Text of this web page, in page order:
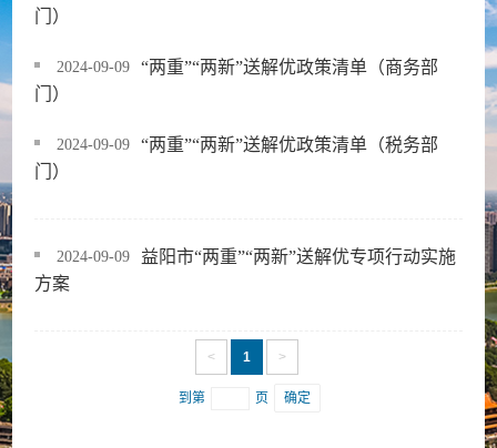
门）
2024-09-09
“两重”“两新”送解优政策清单（商务部
门）
2024-09-09
“两重”“两新”送解优政策清单（税务部
门）
2024-09-09
益阳市“两重”“两新”送解优专项行动实施
方案
< 1 >
到第 页 确定